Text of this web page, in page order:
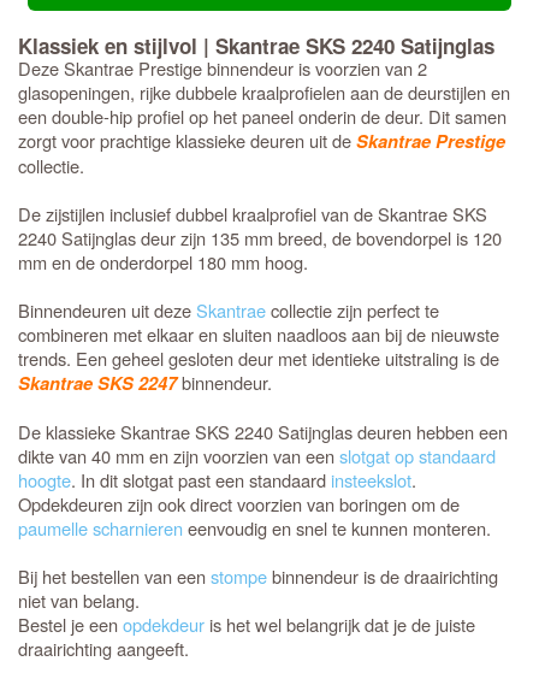
Klassiek en stijlvol | Skantrae SKS 2240 Satijnglas
Deze Skantrae Prestige binnendeur is voorzien van 2
glasopeningen, rijke dubbele kraalprofielen aan de deurstijlen en
een double-hip profiel op het paneel onderin de deur. Dit samen
zorgt voor prachtige klassieke deuren uit deSkantrae Prestige
collectie.
De zijstijlen inclusief dubbel kraalprofiel van de Skantrae SKS
2240 Satijnglas deur zijn 135 mm breed, de bovendorpel is 120
mm en de onderdorpel 180 mm hoog.
Binnendeuren uit dezeSkantraecollectie zijn perfect te
combineren met elkaar en sluiten naadloos aan bij de nieuwste
trends. Een geheel gesloten deur met identieke uitstraling is de
Skantrae SKS 2247binnendeur.
De klassieke Skantrae SKS 2240 Satijnglas deuren hebben een
dikte van 40 mm en zijn voorzien van eenslotgat op standaard
hoogte. In dit slotgat past een standaard insteekslot.
Opdekdeuren zijn ook direct voorzien van boringen om de
paumelle scharnieren eenvoudig en snel te kunnen monteren.
Bij het bestellen van eenstompebinnendeur is de draairichting
niet van belang.
Bestel je eenopdekdeur is het wel belangrijk dat je de juiste
draairichting aangeeft.